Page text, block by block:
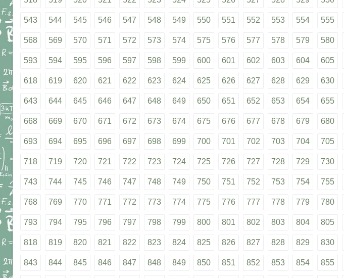
543 544 545 546 547 548 549 550 551 552 553 554 555
568 569 570 571 572 573 574 575 576 577 578 579 580
593 594 595 596 597 598 599 600 601 602 603 604 605
618 619 620 621 622 623 624 625 626 627 628 629 630
643 644 645 646 647 648 649 650 651 652 653 654 655
668 669 670 671 672 673 674 675 676 677 678 679 680
693 694 695 696 697 698 699 700 701 702 703 704 705
718 719 720 721 722 723 724 725 726 727 728 729 730
743 744 745 746 747 748 749 750 751 752 753 754 755
768 769 770 771 772 773 774 775 776 777 778 779 780
793 794 795 796 797 798 799 800 801 802 803 804 805
818 819 820 821 822 823 824 825 826 827 828 829 830
843 844 845 846 847 848 849 850 851 852 853 854 855